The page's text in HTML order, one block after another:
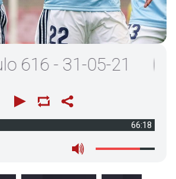
- 31-05-21
66:18